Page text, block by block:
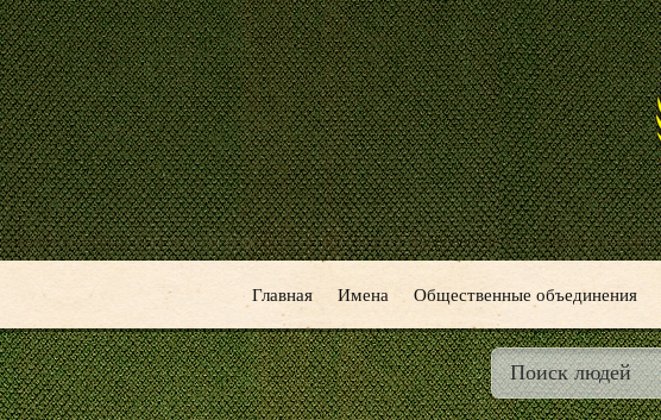
Главная Имена Общественные объединения